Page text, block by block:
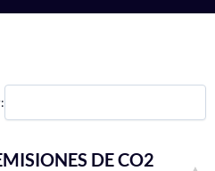
DE CO2